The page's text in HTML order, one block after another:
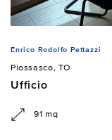
Enrico Rodolfo Pettazzi
Piossasco, TO
Ufficio
91 mq